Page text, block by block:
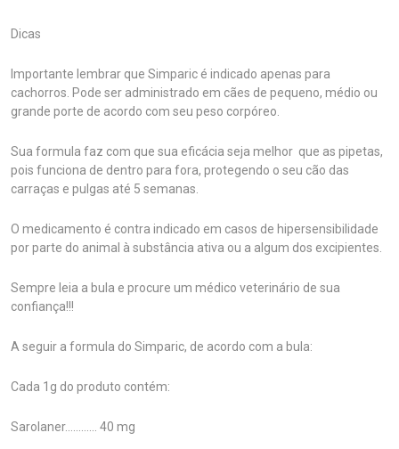
Dicas
Importante lembrar que Simparic é indicado apenas para
cachorros. Pode ser administrado em cães de pequeno, médio ou
grande porte de acordo com seu peso corpóreo.
Sua formula faz com que sua eficácia seja melhor que as pipetas,
pois funciona de dentro para fora, protegendo o seu cão das
carraças e pulgas até 5 semanas.
O medicamento é contra indicado em casos de hipersensibilidade
por parte do animal à substância ativa ou a algum dos excipientes.
Sempre leia a bula e procure um médico veterinário de sua
confiança!!!
A seguir a formula do Simparic, de acordo com a bula:
Cada 1g do produto contém:
Sarolaner............ 40 mg